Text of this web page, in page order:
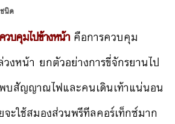
นิด
วบคุมไปข้างหน้า คือการควบคุม
งหน้า ยกตัวอย่างการขี่จักรยานไป
พบสัญญาณไฟและคนเดินเท้าแน่นอน
ะใช้สมองส่วนพรีทีลคอร์เท็กซ์มาก